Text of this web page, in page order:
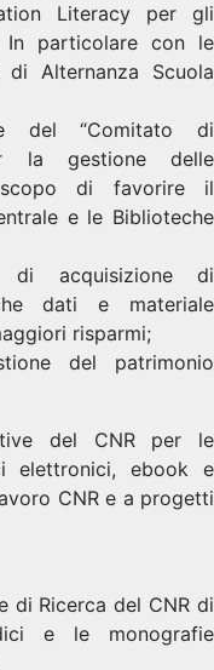
Literacy per gli
In particolare con le
Alternanza Scuola
del “Comitato di
la gestione delle
di favorire il
e le Biblioteche
di acquisizione di
dati e materiale
risparmi;
del patrimonio
del CNR per le
elettronici, ebook e
CNR e a progetti
di Ricerca del CNR di
e le monografie